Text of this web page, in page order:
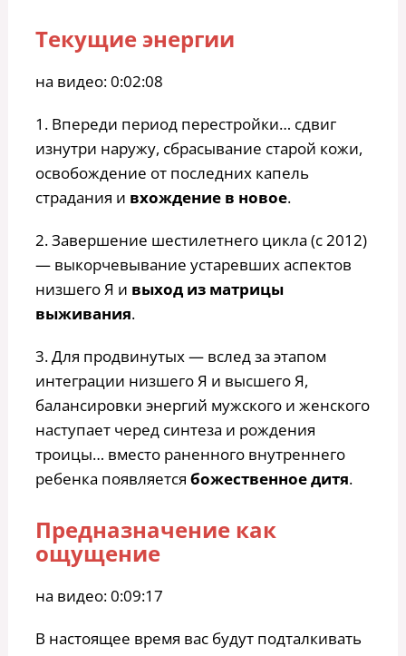
Текущие энергии
на видео: 0:02:08
1. Впереди период перестройки… сдвиг
изнутри наружу, сбрасывание старой кожи,
освобождение от последних капель
страдания и вхождение в новое.
2. Завершение шестилетнего цикла (с 2012)
— выкорчевывание устаревших аспектов
низшего Я и выход из матрицы
выживания.
3. Для продвинутых — вслед за этапом
интеграции низшего Я и высшего Я,
балансировки энергий мужского и женского
наступает черед синтеза и рождения
троицы… вместо раненного внутреннего
ребенка появляется божественное дитя.
Предназначение как
ощущение
на видео: 0:09:17
В настоящее время вас будут подталкивать